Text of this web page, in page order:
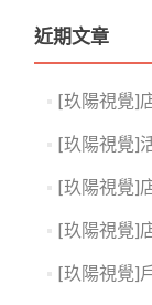
近期文章
[玖陽視覺]
[玖陽視覺]
[玖陽視覺]
[玖陽視覺]
[玖陽視覺]